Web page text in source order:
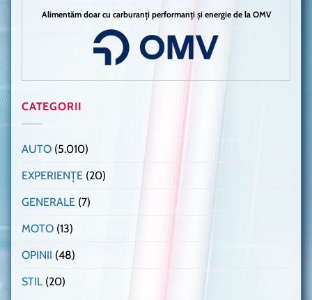
Alimentăm doar cu carburanți performanți și energie de la OMV
CATEGORII
AUTO (5.010)
EXPERIENȚE (20)
GENERALE (7)
MOTO (13)
OPINII (48)
STIL (20)